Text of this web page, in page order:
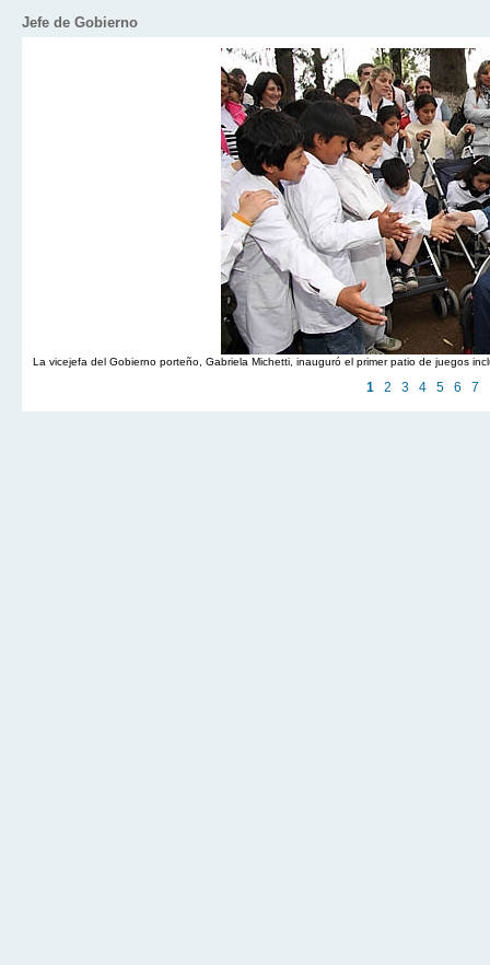
Jefe de Gobierno
La vicejefa del Gobierno porteño, Gabriela Michetti, inauguró el primer patio de juegos
1 2 3 4 5 6 7